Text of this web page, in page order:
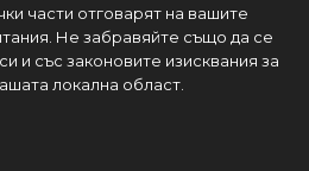
части отговарят на вашите
Не забравяйте също да се
и със законовите изисквания за
локална област.